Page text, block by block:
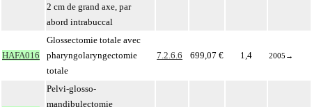
2 cm de grand axe, par
abord intrabuccal
HAFA016
Glossectomie totale avec
pharyngolaryngectomie
totale
7.2.6.6 699,07 € 1,4 2005 →
Pelvi-glosso-
mandibulectomie